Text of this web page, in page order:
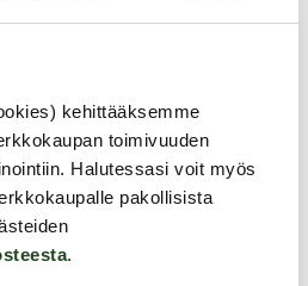
kehittääksemme
toimivuuden
Halutessasi voit myös
pakollisista
.
12 kpl
kondomi sinulle, joka
ja varmaa
lisäväljyyttä ilman, että
RFSU
Synteettinen, ohut (0,03 mm) ja
rakkauteen aitoa lämpöä
Johtamalla kehon omaa lämpöä
luonnollisen tunteen ja sopii
kumiallergikoille.